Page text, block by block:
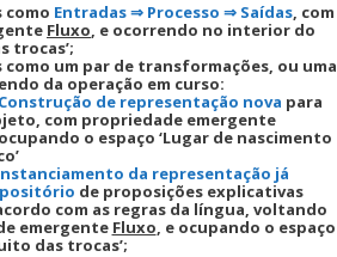
como Entradas ⇒ Processo ⇒ Saídas, com
Fluxo, e ocorrendo no interior do
trocas’;
como um par de transformações, ou uma
da operação em curso:
de representação nova para
com propriedade emergente
o espaço ‘Lugar de nascimento
da representação já
de proposições explicativas
com as regras da língua, voltando
emergente Fluxo, e ocupando o espaço
das trocas’;